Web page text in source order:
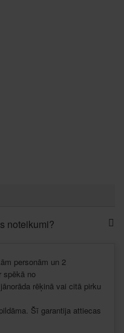
noteikumi?
personām un 2
spēkā no
jānorāda rēķinā vai citā pirku
Šī garantija attiecas